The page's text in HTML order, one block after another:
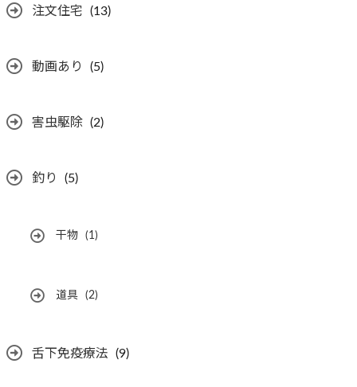
注文住宅 (13)
動画あり (5)
害虫駆除 (2)
釣り (5)
干物 (1)
道具 (2)
舌下免疫療法 (9)